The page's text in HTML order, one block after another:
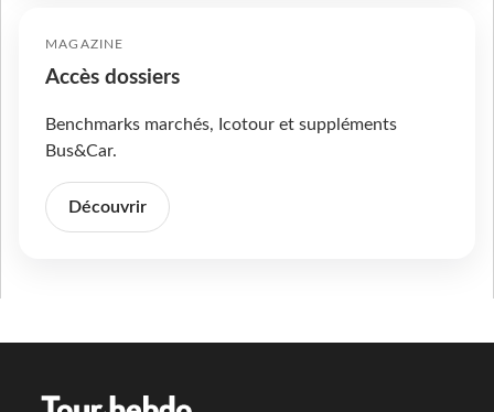
MAGAZINE
Accès dossiers
Benchmarks marchés, Icotour et suppléments
Bus&Car.
Découvrir